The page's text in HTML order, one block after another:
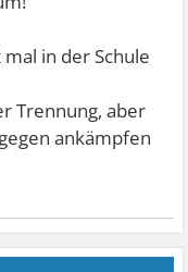
in der Schule
Trennung, aber
ankämpfen